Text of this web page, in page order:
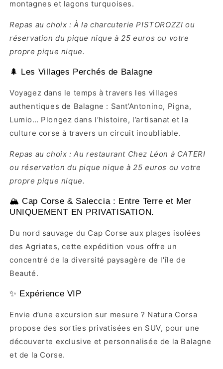
montagnes et lagons turquoises.
Repas au choix : À la charcuterie PISTOROZZI ou
réservation du pique nique à 25 euros ou votre
propre pique nique.
🌲 Les Villages Perchés de Balagne
Voyagez dans le temps à travers les villages
authentiques de Balagne : Sant’Antonino, Pigna,
Lumio… Plongez dans l’histoire, l’artisanat et la
culture corse à travers un circuit inoubliable.
Repas au choix : Au restaurant Chez Léon à CATERI
ou réservation du pique nique à 25 euros ou votre
propre pique nique.
🏔️ Cap Corse & Saleccia : Entre Terre et Mer
UNIQUEMENT EN PRIVATISATION.
Du nord sauvage du Cap Corse aux plages isolées
des Agriates, cette expédition vous offre un
concentré de la diversité paysagère de l'île de
Beauté.
✨ Expérience VIP
Envie d’une excursion sur mesure ? Natura Corsa
propose des sorties privatisées en SUV, pour une
découverte exclusive et personnalisée de la Balagne
et de la Corse.